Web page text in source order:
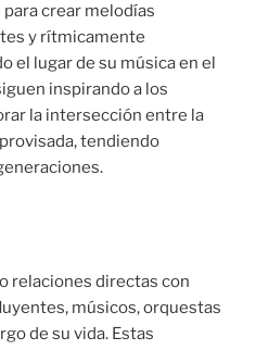
crear melodías
y rítmicamente
el lugar de su música en el
inspirando a los
la intersección entre la
tendiendo
relaciones directas con
músicos, orquestas
de su vida. Estas